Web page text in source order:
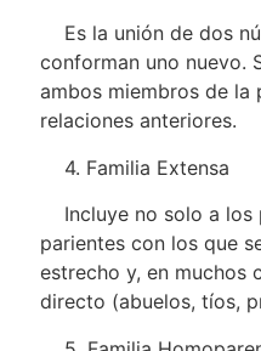
Es la unión de dos
conforman uno nuevo.
ambos miembros de la
relaciones anteriores.
4. Familia Extensa
Incluye no solo a los
parientes con los que
estrecho y, en muchos
directo (abuelos, tíos,